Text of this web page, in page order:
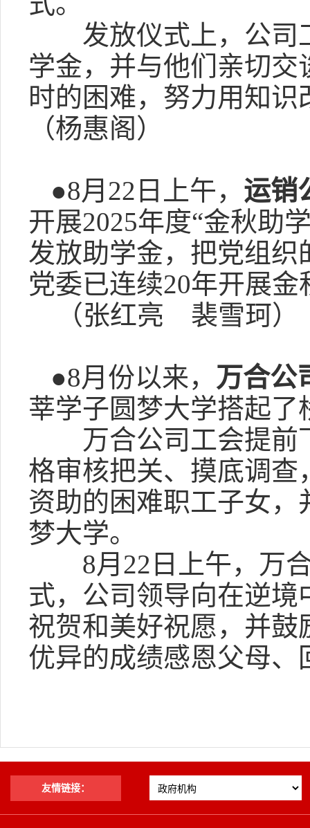
发放仪式上，公司工
学金，并与他们亲切
时的困难，努力用知
（杨惠阁）
●8月22日上午， 运销
开展2025年度“金秋助
发放助学金，把党组
党委已连续20年开展
（张红亮 裴雪珂）
●8月份以来， 万合公
莘学子圆梦大学搭起了
万合公司工会提前
格审核把关、摸底调
资助的困难职工子女，
梦大学。
8月22日上午，万合
式，公司领导向在逆
祝贺和美好祝愿，并
优异的成绩感恩父母
友情链接：